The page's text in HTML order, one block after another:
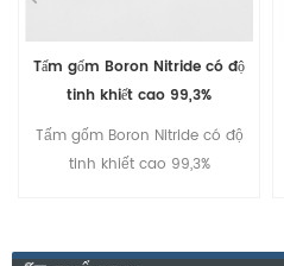
Tấm gốm Boron Nitride có độ
tinh khiết cao 99,3%
Tấm gốm Boron Nitride có độ
tinh khiết cao 99,3%